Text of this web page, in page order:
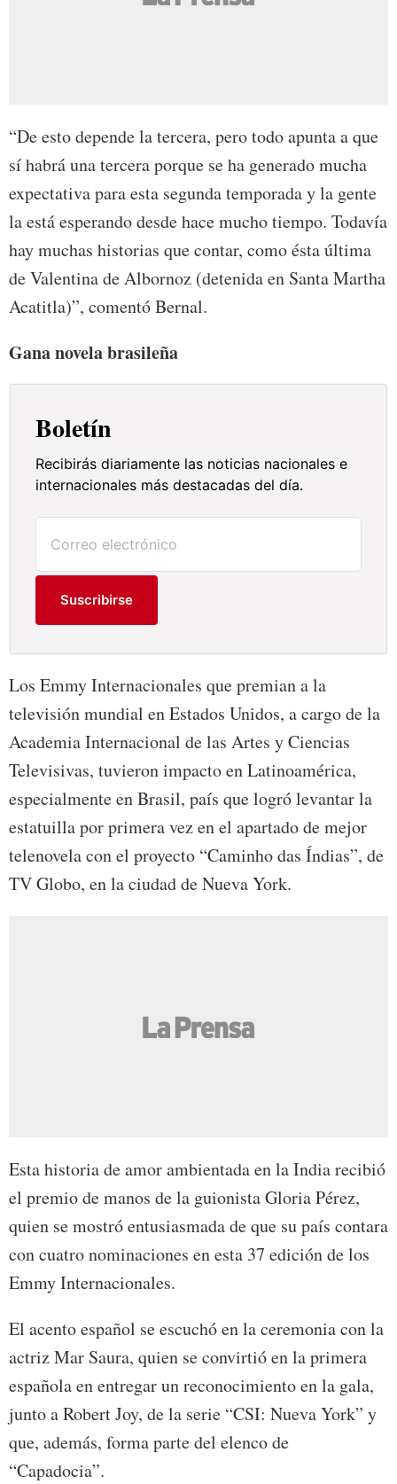
“De esto depende la tercera, pero todo apunta a que
sí habrá una tercera porque se ha generado mucha
expectativa para esta segunda temporada y la gente
la está esperando desde hace mucho tiempo. Todavía
hay muchas historias que contar, como ésta última
de Valentina de Albornoz (detenida en Santa Martha
Acatitla)”, comentó Bernal.
Gana novela brasileña
Boletín
Recibirás diariamente las noticias nacionales e
internacionales más destacadas del día.
Suscribirse
Los Emmy Internacionales que premian a la
televisión mundial en Estados Unidos, a cargo de la
Academia Internacional de las Artes y Ciencias
Televisivas, tuvieron impacto en Latinoamérica,
especialmente en Brasil, país que logró levantar la
estatuilla por primera vez en el apartado de mejor
telenovela con el proyecto “Caminho das Índias”, de
TV Globo, en la ciudad de Nueva York.
Esta historia de amor ambientada en la India recibió
el premio de manos de la guionista Gloria Pérez,
quien se mostró entusiasmada de que su país contara
con cuatro nominaciones en esta 37 edición de los
Emmy Internacionales.
El acento español se escuchó en la ceremonia con la
actriz Mar Saura, quien se convirtió en la primera
española en entregar un reconocimiento en la gala,
junto a Robert Joy, de la serie “CSI: Nueva York” y
que, además, forma parte del elenco de
“Capadocia”.